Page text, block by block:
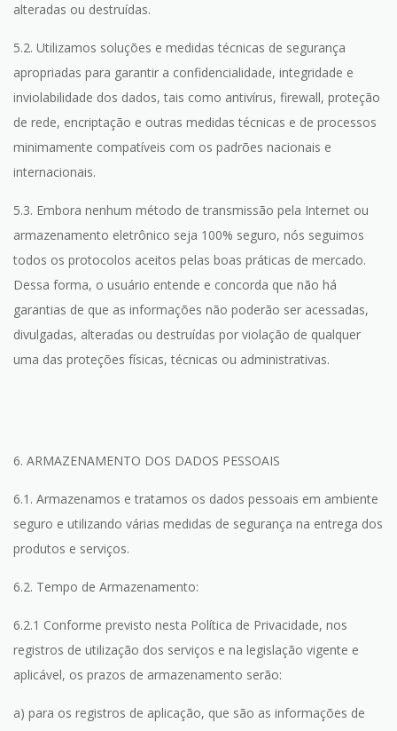
alteradas ou destruídas.
5.2. Utilizamos soluções e medidas técnicas de segurança
apropriadas para garantir a confidencialidade, integridade e
inviolabilidade dos dados, tais como antivírus, firewall, proteção
de rede, encriptação e outras medidas técnicas e de processos
minimamente compatíveis com os padrões nacionais e
internacionais.
5.3. Embora nenhum método de transmissão pela Internet ou
armazenamento eletrônico seja 100% seguro, nós seguimos
todos os protocolos aceitos pelas boas práticas de mercado.
Dessa forma, o usuário entende e concorda que não há
garantias de que as informações não poderão ser acessadas,
divulgadas, alteradas ou destruídas por violação de qualquer
uma das proteções físicas, técnicas ou administrativas.
6. ARMAZENAMENTO DOS DADOS PESSOAIS
6.1. Armazenamos e tratamos os dados pessoais em ambiente
seguro e utilizando várias medidas de segurança na entrega dos
produtos e serviços.
6.2. Tempo de Armazenamento:
6.2.1 Conforme previsto nesta Política de Privacidade, nos
registros de utilização dos serviços e na legislação vigente e
aplicável, os prazos de armazenamento serão:
a) para os registros de aplicação, que são as informações de